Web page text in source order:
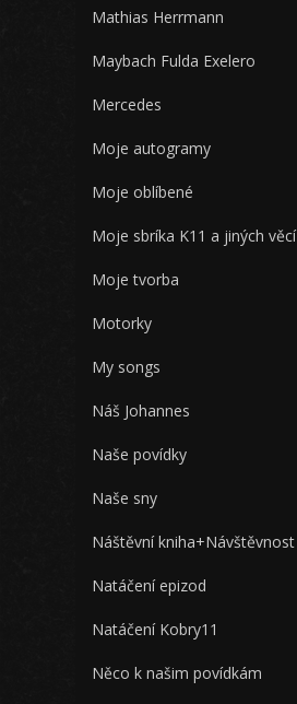
Mathias Herrmann
Maybach Fulda Exelero
Mercedes
Moje autogramy
Moje oblíbené
Moje sbríka K11 a jiných věcí
Moje tvorba
Motorky
My songs
Náš Johannes
Naše povídky
Naše sny
Náštěvní kniha+Návštěvnost
Natáčení epizod
Natáčení Kobry11
Něco k našim povídkám